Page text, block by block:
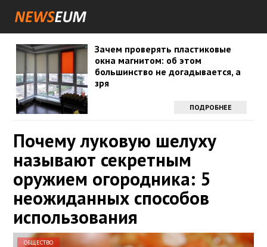
Зачем проверять пластиковые
окна магнитом: об этом
большинство не догадывается, а
зря
ПОДРОБНЕЕ
Почему луковую шелуху
называют секретным
оружием огородника: 5
неожиданных способов
использования
ОБЩЕСТВО